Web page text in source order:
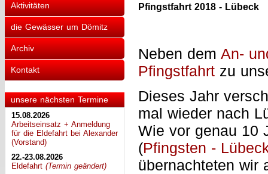
Aktivitäten
die Gewässer um Dömitz
Archiv
Kontakt
unsere nächsten Termine
15.08.2026
Arbeitseinsatz + Anmeldung
für die Eldefahrt bei Alexander
(Vorstand)
22.-23.08.2026
Eldefahrt (Termin geändert)
Pfingstfahrt 2018 - Lübeck
Neben dem An-
Pfingstfahrt zu
Dieses Jahr
mal wieder nach
Wie vor genau 10
(Pfingsten -
übernachteten wir